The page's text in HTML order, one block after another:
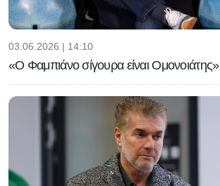
03.06.2026 | 14:10
«Ο Φαμπιάνο σίγουρα είναι Ομονοιάτης»